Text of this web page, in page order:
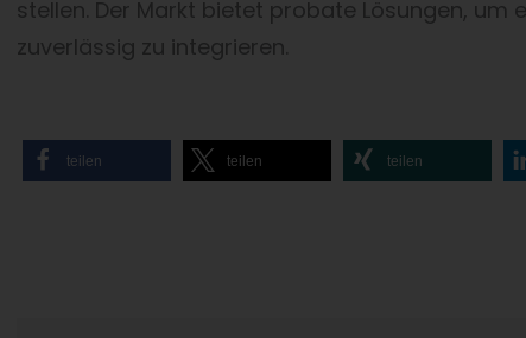
stellen. Der Markt bietet probate Lösungen, um
zuverlässig zu integrieren.
teilen teilen teilen